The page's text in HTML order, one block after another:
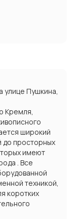
улице Пушкина,
Кремля,
широкий
до просторных
имеют
. Все
техникой,
коротких